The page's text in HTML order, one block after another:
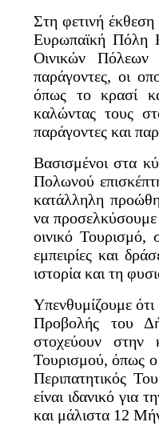
Στη φετινή
Ευρωπαϊκή Πόλη
Οινικών Πόλεων
παράγοντες, οι
όπως το κρασί
καλώντας τους
παράγοντες και
Βασισμένοι στα
Πολωνού
κατάλληλη
να προσελκύσουμε
οινικό Τουρισμό,
εμπειρίες και
ιστορία και τη
Υπενθυμίζουμε
Προβολής του
στοχεύουν στην
Τουρισμού, όπως ο
Περιπατητικός
είναι ιδανικό για
και μάλιστα 12